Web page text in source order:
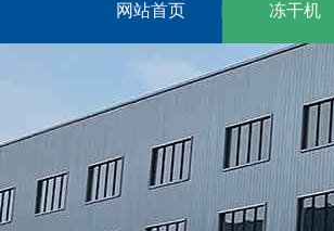
网站首页 冻干机